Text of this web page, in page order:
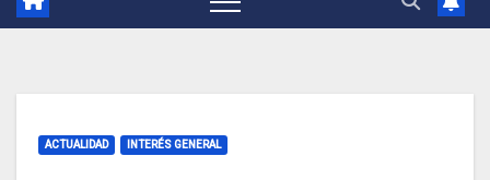
ACTUALIDAD INTERÉS GENERAL